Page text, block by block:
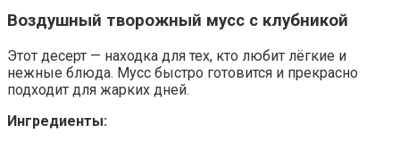
Воздушный творожный мусс с клубникой
Этот десерт — находка для тех, кто любит лёгкие и
нежные блюда. Мусс быстро готовится и прекрасно
подходит для жарких дней.
Ингредиенты: